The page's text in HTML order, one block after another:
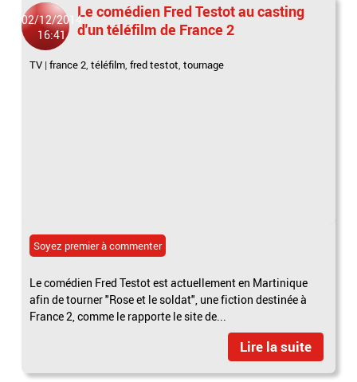
02/12/2014
16:41
Le comédien Fred Testot au casting
d'un téléfilm de France 2
TV |france 2,téléfilm,fred testot,tournage
Soyez premier à commenter
Le comédien Fred Testot est actuellement en Martinique
afin de tourner "Rose et le soldat", une fiction destinée à
France 2, comme le rapporte le site de...
Lire la suite